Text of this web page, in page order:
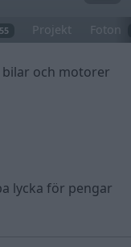
Projekt Foton
bilar och motorer
lycka för pengar